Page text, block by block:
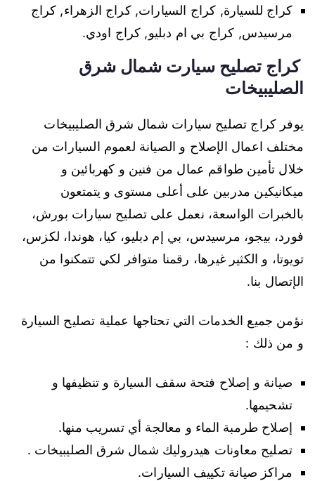
كراج للسيارة, كراج السيارات, كراج الزهراء, كراج
مرسيدس, كراج بي ام دبليو, كراج اودي.
كراج تصليح سيارت شمال شرق
الصليبيخات
يوفر كراج تصليح سيارات شمال شرق الصليبيخات
مختلف اعمال الإصلاح و الصيانة لعموم السيارات من
خلال تأمين طواقم عمال من فنين و كهربائين و
ميكانيكين مدربين على أعلى مستوى و يتمتعون
بالخبرات الواسعة، نعمل على تصليح سيارات بورش،
فورد، بيجو، مرسيدس، بي إم دبليو، كيا، هوندا، لكزس،
تويوتا، و الكثير غيرها، رقمنا متوافر لكي تتمكنوا من
الإتصال بنا.
نؤمن جميع الخدمات التي تحتاجها عملية تصليح السيارة
و من ذلك :
صيانة و إصلاح فتحة سقف السيارة و تنظيفها و
تشحيمها.
إصلاح طرمبة الماء و معالجة أي تسريب منها.
تصليح معاونات هيدروليك شمال شرق الصليبيخات .
مراكز صيانة تكييف السيارات.